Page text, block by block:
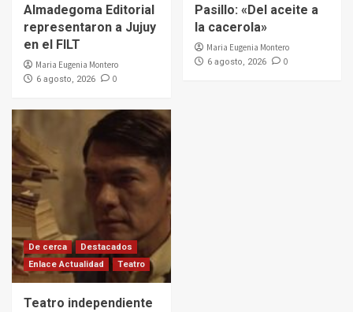
Almadegoma Editorial
representaron a Jujuy
en el FILT
Maria Eugenia Montero
6 agosto, 2026 0
Pasillo: «Del aceite a
la cacerola»
Maria Eugenia Montero
6 agosto, 2026 0
De cerca
Destacados
Enlace Actualidad
Teatro
Teatro independiente